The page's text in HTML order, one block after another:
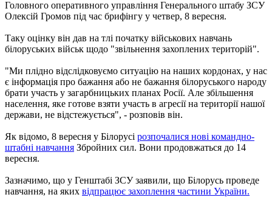
Головного оперативного управління Генерального штабу ЗСУ
Олексій Громов під час брифінгу у четвер, 8 вересня.
Таку оцінку він дав на тлі початку військових навчань
білоруських військ щодо "звільнення захоплених територій".
"Ми плідно відслідковуємо ситуацію на наших кордонах, у нас
є інформація про бажання або не бажання білоруського народу
брати участь у загарбницьких планах Росії. Але збільшення
населення, яке готове взяти участь в агресії на території нашої
держави, не відстежується", - розповів він.
Як відомо, 8 вересня у Білорусі розпочалися нові командно-
штабні навчання Збройних сил. Вони продовжаться до 14
вересня.
Зазначимо, що у Генштабі ЗСУ заявили, що Білорусь проведе
навчання, на яких відпрацює захоплення частини України.